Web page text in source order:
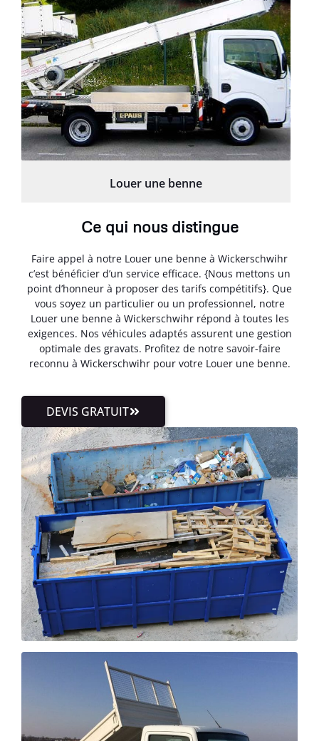
Louer une benne
Ce qui nous distingue
Faire appel à notre Louer une benne à Wickerschwihr
c’est bénéficier d’un service efficace. {Nous mettons un
point d’honneur à proposer des tarifs compétitifs}. Que
vous soyez un particulier ou un professionnel, notre
Louer une benne à Wickerschwihr répond à toutes les
exigences. Nos véhicules adaptés assurent une gestion
optimale des gravats. Profitez de notre savoir-faire
reconnu à Wickerschwihr pour votre Louer une benne.
DEVIS GRATUIT